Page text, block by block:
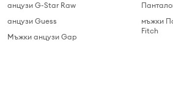
анцузи G-Star Raw
анцузи Guess
Мъжки анцузи Gap
мъжки
Fitch